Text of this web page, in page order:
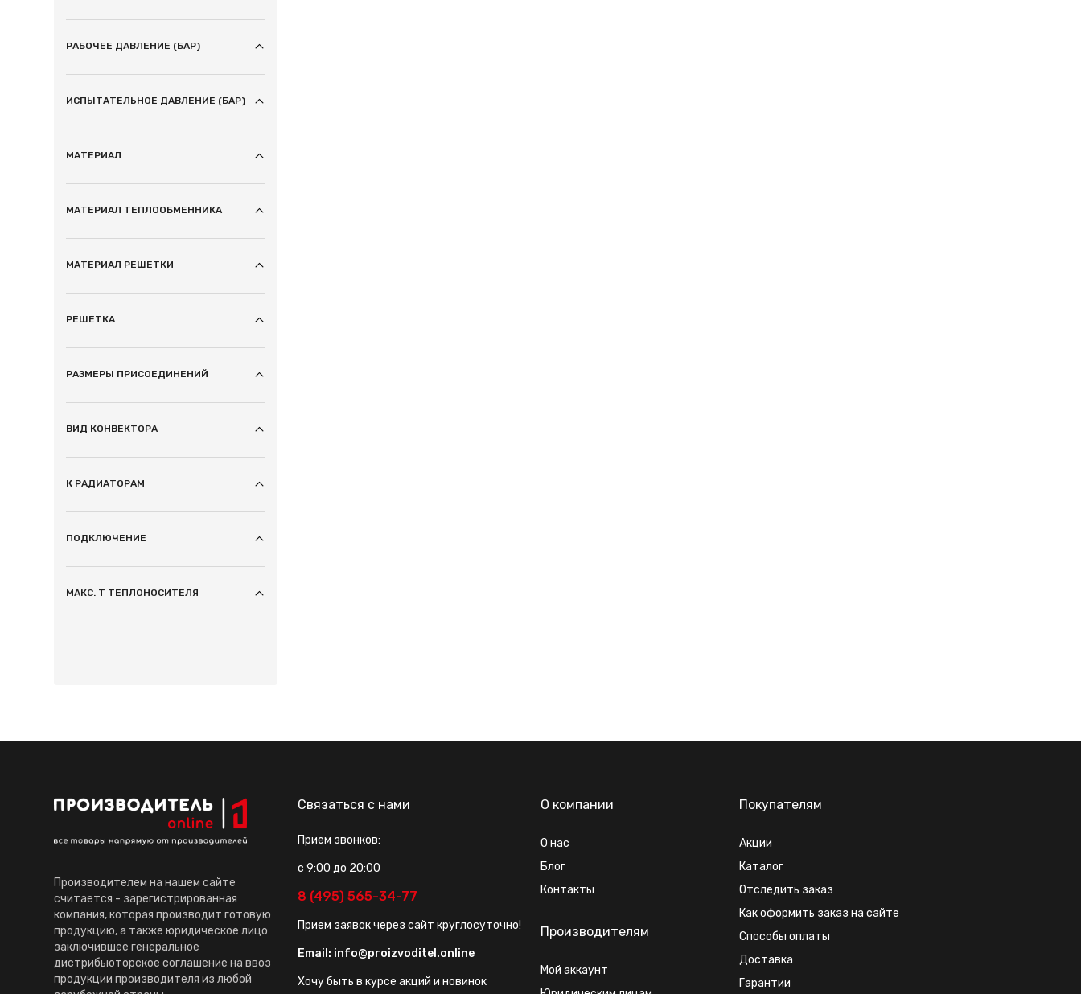
РАБОЧЕЕ ДАВЛЕНИЕ (БАР)
ИСПЫТАТЕЛЬНОЕ ДАВЛЕНИЕ (БАР)
МАТЕРИАЛ
МАТЕРИАЛ ТЕПЛООБМЕННИКА
МАТЕРИАЛ РЕШЕТКИ
РЕШЕТКА
РАЗМЕРЫ ПРИСОЕДИНЕНИЙ
ВИД КОНВЕКТОРА
К РАДИАТОРАМ
ПОДКЛЮЧЕНИЕ
МАКС. T ТЕПЛОНОСИТЕЛЯ
Производителем на нашем сайте
считается - зарегистрированная
компания, которая производит готовую
продукцию, а также юридическое лицо
заключившее генеральное
дистрибьюторское соглашение на ввоз
продукции производителя из любой
Связаться с нами
Прием звонков:
с 9:00 до 20:00
8 (495) 565-34-77
Прием заявок через сайт круглосуточно!
Email: info@proizvoditel.online
Хочу быть в курсе акций и новинок
О компании
О нас
Блог
Контакты
Производителям
Мой аккаунт
Покупателям
Акции
Каталог
Отследить заказ
Как оформить заказ на сайте
Способы оплаты
Доставка
Гарантии